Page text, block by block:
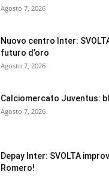
Agosto 7, 2026
Nuovo centro Inter:
futuro d’oro
Agosto 7, 2026
Calciomercato Juventus:
Agosto 7, 2026
Depay Inter: SVOLTA
Romero!